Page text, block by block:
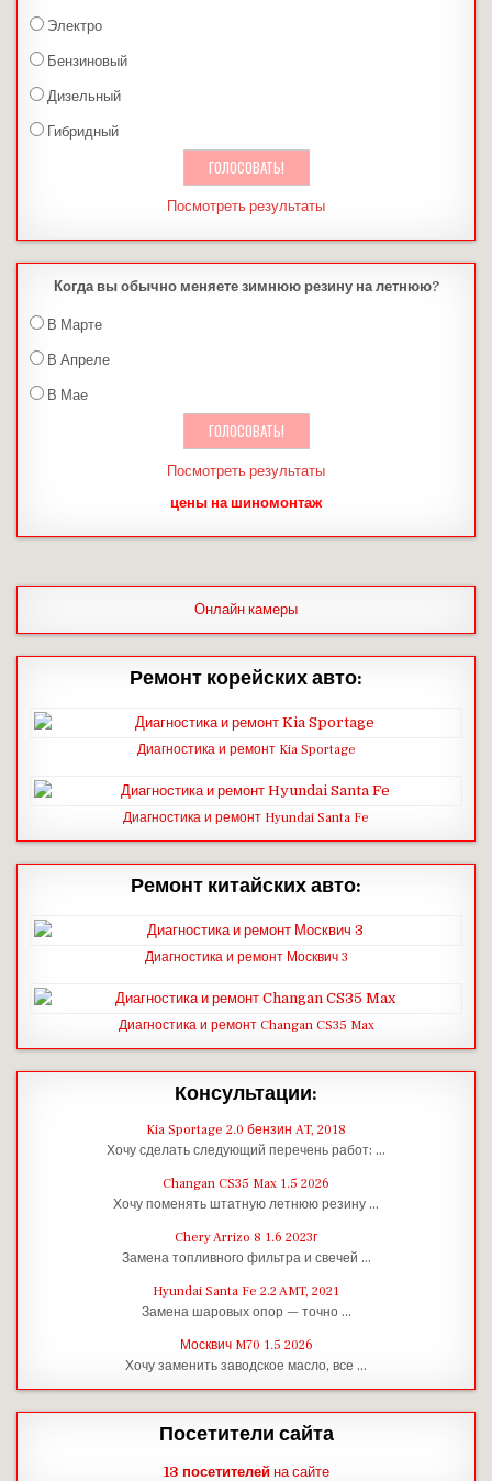
Электро
Бензиновый
Дизельный
Гибридный
Посмотреть результаты
Когда вы обычно меняете зимнюю резину на летнюю?
В Марте
В Апреле
В Мае
Посмотреть результаты
цены на шиномонтаж
Онлайн камеры
Ремонт корейских авто:
Диагностика и ремонт Kia Sportage
Диагностика и ремонт Hyundai Santa Fe
Ремонт китайских авто:
Диагностика и ремонт Москвич 3
Диагностика и ремонт Changan CS35 Max
Консультации:
Kia Sportage 2.0 бензин AT, 2018
Хочу сделать следующий перечень работ: …
Changan CS35 Max 1.5 2026
Хочу поменять штатную летнюю резину …
Chery Arrizo 8 1.6 2023г
Замена топливного фильтра и свечей …
Hyundai Santa Fe 2.2 AMT, 2021
Замена шаровых опор — точно …
Москвич M70 1.5 2026
Хочу заменить заводское масло, все …
Посетители сайта
13 посетителейна сайте